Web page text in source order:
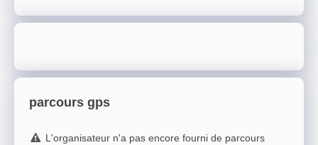
parcours gps
L'organisateur n'a pas encore fourni de parcours